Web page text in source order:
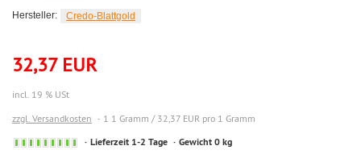
Hersteller: Credo-Blattgold
32,37 EUR
incl. 19 % USt
zzgl. Versandkosten
1 1 Gramm / 32,37 EUR pro 1 Gramm
Sofort
Lieferzeit 1-2 Tage Gewicht 0 kg